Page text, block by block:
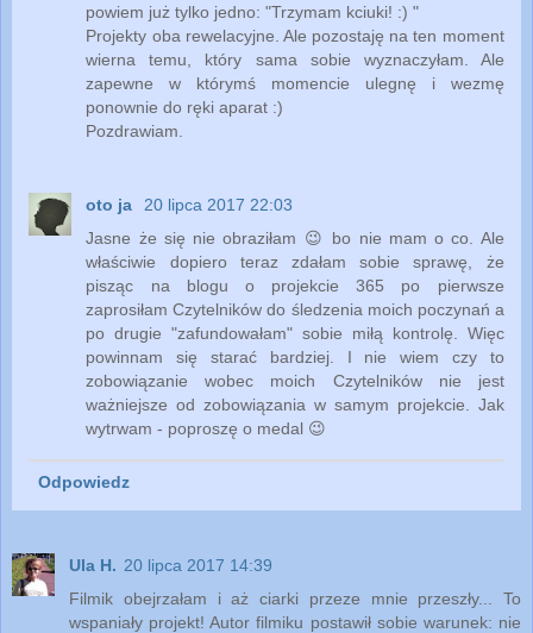
powiem już tylko jedno: "Trzymam kciuki! :) "
Projekty oba rewelacyjne. Ale pozostaję na ten moment
wierna temu, który sama sobie wyznaczyłam. Ale
zapewne w którymś momencie ulegnę i wezmę
ponownie do ręki aparat :)
Pozdrawiam.
oto ja
20 lipca 2017 22:03
Jasne że się nie obraziłam 😉 bo nie mam o co. Ale
właściwie dopiero teraz zdałam sobie sprawę, że
pisząc na blogu o projekcie 365 po pierwsze
zaprosiłam Czytelników do śledzenia moich poczynań a
po drugie "zafundowałam" sobie miłą kontrolę. Więc
powinnam się starać bardziej. I nie wiem czy to
zobowiązanie wobec moich Czytelników nie jest
ważniejsze od zobowiązania w samym projekcie. Jak
wytrwam - poproszę o medal 😉
Odpowiedz
Ula H. 20 lipca 2017 14:39
Filmik obejrzałam i aż ciarki przeze mnie przeszły... To
wspaniały projekt! Autor filmiku postawił sobie warunek: nie